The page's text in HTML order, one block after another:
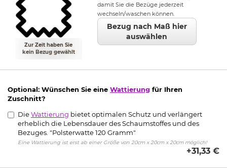
Zur Zeit haben Sie
kein Bezug gewählt
damit Sie die Bezüge jederzeit
wechseln/waschen können.
Bezug nach Maß hier
auswählen
Optional: Wünschen Sie eine Wattierung für Ihren
Zuschnitt?
DieWattierung bietet optimalen Schutz und verlängert
erheblich die Lebensdauer des Schaumstoffes und des
Bezuges. "Polsterwatte 120 Gramm"
Eine Wattierung ist erst ab einer Größe von 20cm x 20cm x 20cm möglich!
+31,33 €